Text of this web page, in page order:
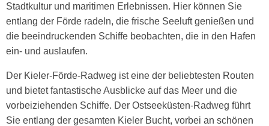
Stadtkultur und maritimen Erlebnissen. Hier können Sie
entlang der Förde radeln, die frische Seeluft genießen und
die beeindruckenden Schiffe beobachten, die in den Hafen
ein- und auslaufen.
Der Kieler-Förde-Radweg ist eine der beliebtesten Routen
und bietet fantastische Ausblicke auf das Meer und die
vorbeiziehenden Schiffe. Der Ostseeküsten-Radweg führt
Sie entlang der gesamten Kieler Bucht, vorbei an schönen